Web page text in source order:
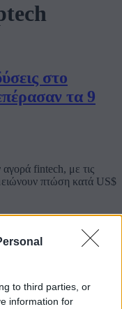
to third parties, or
information for
στο
τα 9
fintech, με τις
πτώση κατά US$